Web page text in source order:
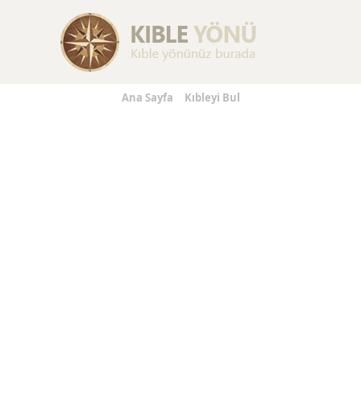
Replica Jewelry
Ana Sayfa Kıbleyi Bul